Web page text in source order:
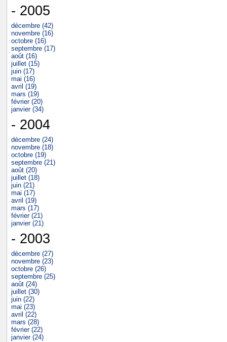
- 2005
décembre (42)
novembre (16)
octobre (16)
septembre (17)
août (16)
juillet (15)
juin (17)
mai (16)
avril (19)
mars (19)
février (20)
janvier (34)
- 2004
décembre (24)
novembre (18)
octobre (19)
septembre (21)
août (20)
juillet (18)
juin (21)
mai (17)
avril (19)
mars (17)
février (21)
janvier (21)
- 2003
décembre (27)
novembre (23)
octobre (26)
septembre (25)
août (24)
juillet (30)
juin (22)
mai (23)
avril (22)
mars (28)
février (22)
janvier (24)